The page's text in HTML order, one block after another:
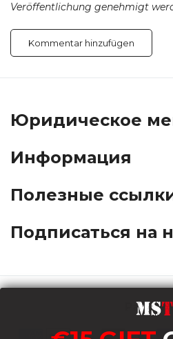
Veröffentlichung genehmigt
Юридическое
Информация
Полезные
Подписаться на